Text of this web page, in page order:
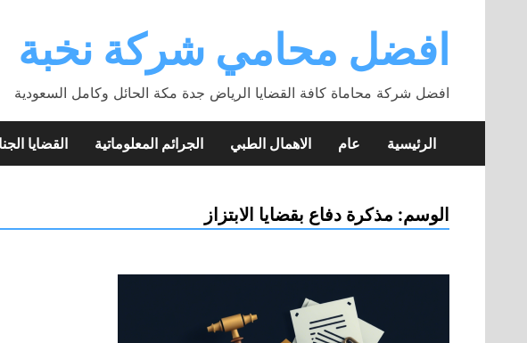
contentافضل محامي شركة نخبة
افضل شركة محاماة كافة القضايا الرياض جدة مكة الحائل وكامل السعودية
الرئيسية عام الاهمال الطبي الجرائم المعلوماتية القضايا
الوسم: مذكرة دفاع بقضايا الابتزاز